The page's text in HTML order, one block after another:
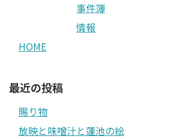
事件簿
情報
HOME
最近の投稿
賜り物
放映と味噌汁と蓮池の絵